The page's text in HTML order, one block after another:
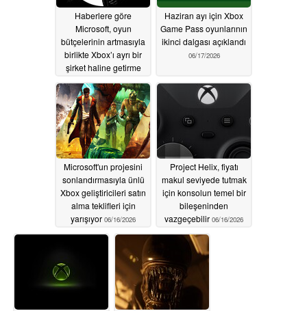
Haberlere göre
Microsoft, oyun
bütçelerinin artmasıyla
birlikte Xbox’ı ayrı bir
şirket haline getirme
değerlendiriyor
06/17/2026
Haziran ayı için Xbox
Game Pass oyunlarının
ikinci dalgası açıklandı
06/17/2026
Microsoft'un projesini
sonlandırmasıyla ünlü
Xbox geliştiricileri satın
alma teklifleri için
yarışıyor 06/16/2026
Project Helix, fiyatı
makul seviyede tutmak
için konsolun temel bir
bileşeninden
vazgeçebilir 06/16/2026